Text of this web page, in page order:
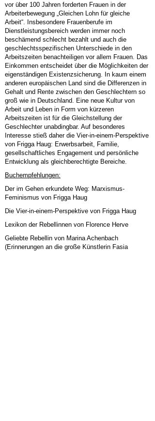
vor über 100 Jahren forderten Frauen in der
Arbeiterbewegung „Gleichen Lohn für gleiche
Arbeit“. Insbesondere Frauenberufe im
Dienstleistungsbereich werden immer noch
beschämend schlecht bezahlt und auch die
geschlechtsspezifischen Unterschiede in den
Arbeitszeiten benachteiligen vor allem Frauen. Das
Einkommen entscheidet über die Möglichkeiten der
eigenständigen Existenzsicherung. In kaum einem
anderen europäischen Land sind die Differenzen in
Gehalt und Rente zwischen den Geschlechtern so
groß wie in Deutschland. Eine neue Kultur von
Arbeit und Leben in Form von kürzeren
Arbeitszeiten ist für die Gleichstellung der
Geschlechter unabdingbar. Auf besonderes
Interesse stieß daher die Vier-in-einem-Perspektive
von Frigga Haug: Erwerbsarbeit, Familie,
gesellschaftliches Engagement und persönliche
Entwicklung als gleichberechtigte Bereiche.
Buchempfehlungen:
Der im Gehen erkundete Weg: Marxismus-
Feminismus von Frigga Haug
Die Vier-in-einem-Perspektive von Frigga Haug
Lexikon der Rebellinnen von Florence Herve
Geliebte Rebellin von Marina Achenbach
(Erinnerungen an die große Künstlerin Fasia